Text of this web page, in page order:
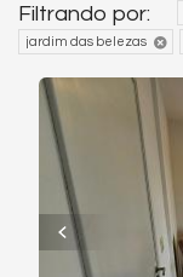
Filtrando por:
jardim das belezas